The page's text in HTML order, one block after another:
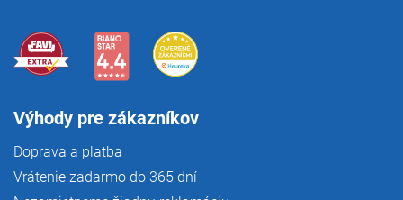
Výhody pre zákazníkov
Doprava a platba
Vrátenie zadarmo do 365 dní